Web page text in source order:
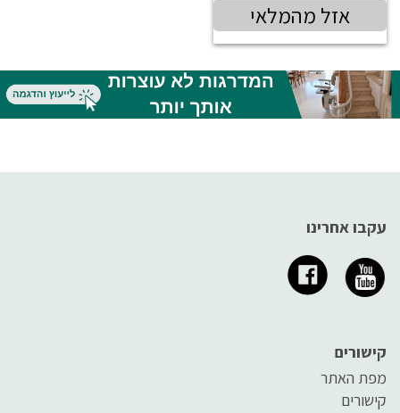
אזל מהמלאי
עקבו אחרינו
קישורים
מפת האתר
קישורים